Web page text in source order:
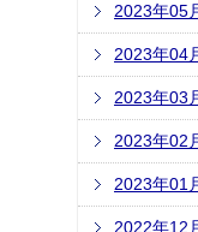
2023年05
2023年04
2023年03
2023年02
2023年01
2022年12